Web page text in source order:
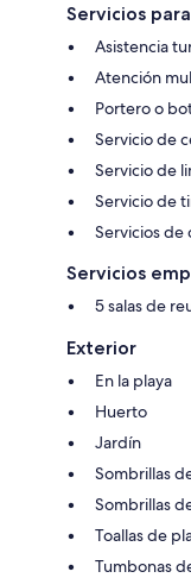
Servicios
Asistencia
Atención
Portero o
Servicio de
Servicio de
Servicio de
Servicios de
Servicios
5 salas de
Exterior
En la playa
Huerto
Jardín
Sombrillas
Sombrillas
Toallas de
Tumbonas